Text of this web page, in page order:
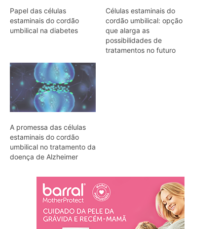
Papel das células
estaminais do cordão
umbilical na diabetes
Células estaminais do
cordão umbilical: opção
que alarga as
possibilidades de
tratamentos no futuro
A promessa das células
estaminais do cordão
umbilical no tratamento da
doença de Alzheimer